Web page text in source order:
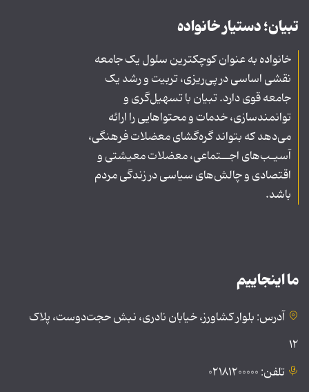
تبیان؛ دستیار خانواده
خانواده به عنوان کوچکترین سلول یک جامعه
نقشی اساسی در پی‌ریزی، تربیت و رشد یک
جامعه قوی دارد. تبیان با تسهیل‌گری و
توانمندسازی، خدمات و محتواهایی را ارائه
می‌دهد که بتواند گره‌گشای معضلات فرهنگی،
آسیـب‌های اجــتماعی، معضلات معیشتی و
اقتصادی و چالش‌های سیاسی در زندگی مردم
باشد.
ما اینجاییم
آدرس: بلوار کشاورز، خیابان نادری، نبش حجت‌دوست، پلاک
۱۲
تلفن: ۰۲۱۸۱۲۰۰۰۰۰